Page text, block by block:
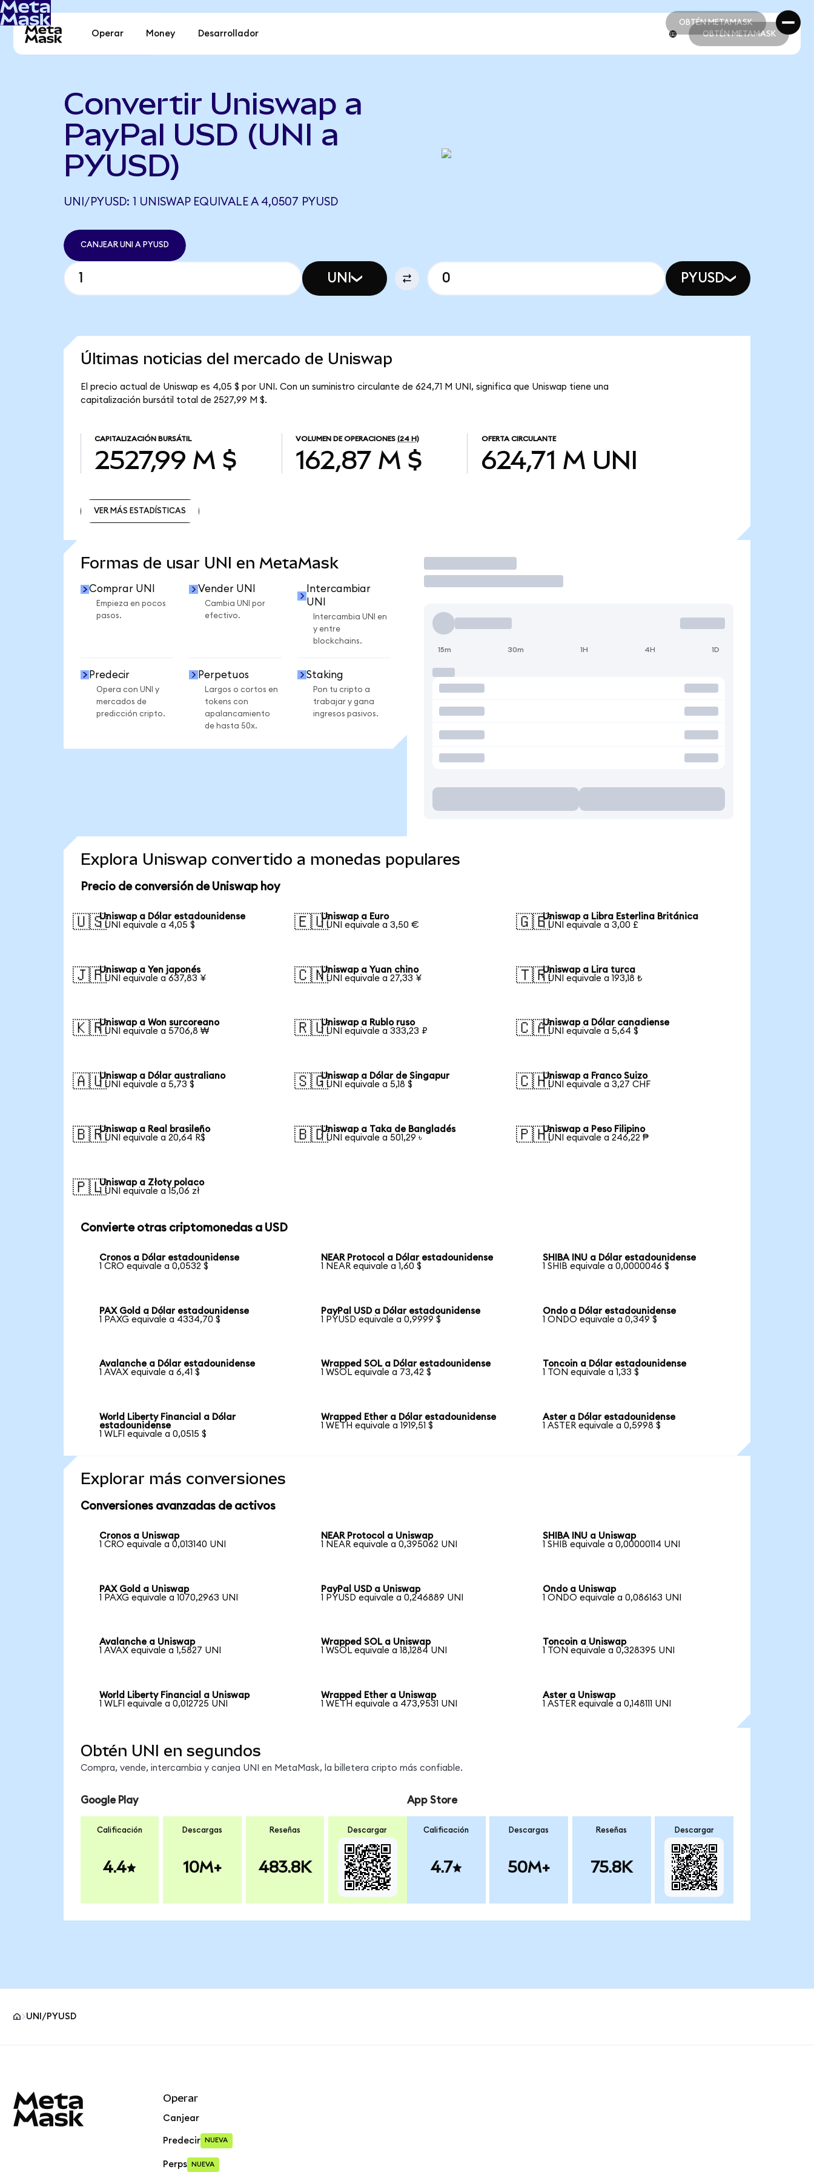
OBTÉN METAMASK
OBTÉN METAMASK
Operar Money Desarrollador OBTÉN METAMASK
Convertir Uniswap a
PayPal USD (UNI a
PYUSD)
UNI/PYUSD: 1 UNISWAP EQUIVALE A 4,0507 PYUSD
CANJEAR UNI A PYUSD
UNI PYUSD
Últimas noticias del mercado de Uniswap
El precio actual de Uniswap es 4,05 $ por UNI. Con un suministro circulante de 624,71 M UNI, significa que Uniswap tiene una
capitalización bursátil total de 2527,99 M $.
CAPITALIZACIÓN BURSÁTIL
2527,99 M $
VOLUMEN DE OPERACIONES (24 H)
162,87 M $
OFERTA CIRCULANTE
624,71 M UNI
VER MÁS ESTADÍSTICAS
Formas de usar UNI en MetaMask
Comprar UNI
Empieza en pocos
pasos.
Vender UNI
Cambia UNI por
efectivo.
Intercambiar
UNI
Intercambia UNI en
y entre
blockchains.
Predecir
Opera con UNI y
mercados de
predicción cripto.
Perpetuos
Largos o cortos en
tokens con
apalancamiento
de hasta 50x.
Staking
Pon tu cripto a
trabajar y gana
ingresos pasivos.
Operar
15m 30m 1H 4H 1D
Explora Uniswap convertido a monedas populares
Precio de conversión de Uniswap hoy
🇺🇸Uniswap a Dólar estadounidense
1 UNI equivale a 4,05 $
🇪🇺Uniswap a Euro
1 UNI equivale a 3,50 €
🇬🇧Uniswap a Libra Esterlina Británica
1 UNI equivale a 3,00 £
🇯🇵Uniswap a Yen japonés
1 UNI equivale a 637,83 ¥
🇨🇳Uniswap a Yuan chino
1 UNI equivale a 27,33 ¥
🇹🇷Uniswap a Lira turca
1 UNI equivale a 193,18 ₺
🇰🇷Uniswap a Won surcoreano
1 UNI equivale a 5706,8 ₩
🇷🇺Uniswap a Rublo ruso
1 UNI equivale a 333,23 ₽
🇨🇦Uniswap a Dólar canadiense
1 UNI equivale a 5,64 $
🇦🇺Uniswap a Dólar australiano
1 UNI equivale a 5,73 $
🇸🇬Uniswap a Dólar de Singapur
1 UNI equivale a 5,18 $
🇨🇭Uniswap a Franco Suizo
1 UNI equivale a 3,27 CHF
🇧🇷Uniswap a Real brasileño
1 UNI equivale a 20,64 R$
🇧🇩Uniswap a Taka de Bangladés
1 UNI equivale a 501,29 ৳
🇵🇭Uniswap a Peso Filipino
1 UNI equivale a 246,22 ₱
🇵🇱Uniswap a Złoty polaco
1 UNI equivale a 15,06 zł
Convierte otras criptomonedas a USD
Cronos a Dólar estadounidense
1 CRO equivale a 0,0532 $
NEAR Protocol a Dólar estadounidense
1 NEAR equivale a 1,60 $
SHIBA INU a Dólar estadounidense
1 SHIB equivale a 0,0000046 $
PAX Gold a Dólar estadounidense
1 PAXG equivale a 4334,70 $
PayPal USD a Dólar estadounidense
1 PYUSD equivale a 0,9999 $
Ondo a Dólar estadounidense
1 ONDO equivale a 0,349 $
Avalanche a Dólar estadounidense
1 AVAX equivale a 6,41 $
Wrapped SOL a Dólar estadounidense
1 WSOL equivale a 73,42 $
Toncoin a Dólar estadounidense
1 TON equivale a 1,33 $
World Liberty Financial a Dólar
estadounidense
1 WLFI equivale a 0,0515 $
Wrapped Ether a Dólar estadounidense
1 WETH equivale a 1919,51 $
Aster a Dólar estadounidense
1 ASTER equivale a 0,5998 $
Explorar más conversiones
Conversiones avanzadas de activos
Cronos a Uniswap
1 CRO equivale a 0,013140 UNI
NEAR Protocol a Uniswap
1 NEAR equivale a 0,395062 UNI
SHIBA INU a Uniswap
1 SHIB equivale a 0,00000114 UNI
PAX Gold a Uniswap
1 PAXG equivale a 1070,2963 UNI
PayPal USD a Uniswap
1 PYUSD equivale a 0,246889 UNI
Ondo a Uniswap
1 ONDO equivale a 0,086163 UNI
Avalanche a Uniswap
1 AVAX equivale a 1,5827 UNI
Wrapped SOL a Uniswap
1 WSOL equivale a 18,1284 UNI
Toncoin a Uniswap
1 TON equivale a 0,328395 UNI
World Liberty Financial a Uniswap
1 WLFI equivale a 0,012725 UNI
Wrapped Ether a Uniswap
1 WETH equivale a 473,9531 UNI
Aster a Uniswap
1 ASTER equivale a 0,148111 UNI
Obtén UNI en segundos
Compra, vende, intercambia y canjea UNI en MetaMask, la billetera cripto más confiable.
Google Play
Calificación
4.4
Descargas
10M+
Reseñas
483.8K
Descargar
App Store
Calificación
4.7
Descargas
50M+
Reseñas
75.8K
Descargar
UNI/PYUSD
Operar
Canjear
Predecir NUEVA
Perps NUEVA